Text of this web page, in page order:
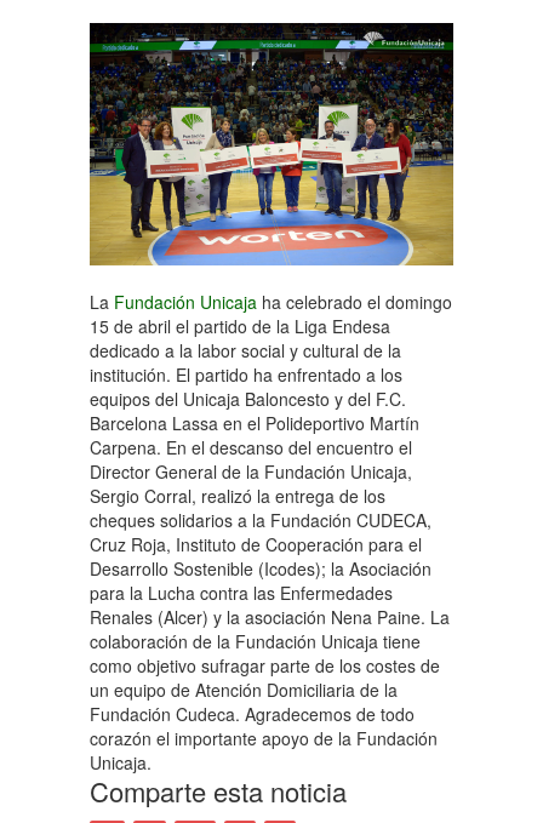
La Fundación Unicaja ha celebrado el domingo
15 de abril el partido de la Liga Endesa
dedicado a la labor social y cultural de la
institución. El partido ha enfrentado a los
equipos del Unicaja Baloncesto y del F.C.
Barcelona Lassa en el Polideportivo Martín
Carpena. En el descanso del encuentro el
Director General de la Fundación Unicaja,
Sergio Corral, realizó la entrega de los
cheques solidarios a la Fundación CUDECA,
Cruz Roja, Instituto de Cooperación para el
Desarrollo Sostenible (Icodes); la Asociación
para la Lucha contra las Enfermedades
Renales (Alcer) y la asociación Nena Paine. La
colaboración de la Fundación Unicaja tiene
como objetivo sufragar parte de los costes de
un equipo de Atención Domiciliaria de la
Fundación Cudeca. Agradecemos de todo
corazón el importante apoyo de la Fundación
Unicaja.
Comparte esta noticia